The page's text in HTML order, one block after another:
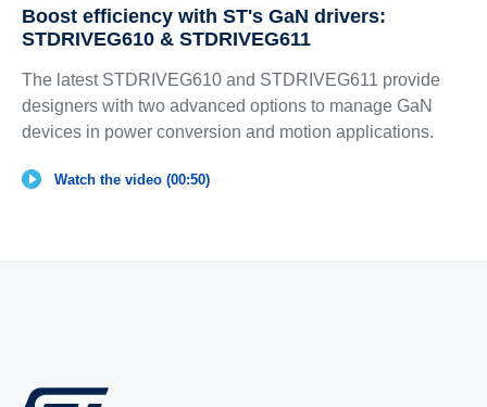
Boost efficiency with ST's GaN drivers:
STDRIVEG610 & STDRIVEG611
The latest STDRIVEG610 and STDRIVEG611 provide
designers with two advanced options to manage GaN
devices in power conversion and motion applications.
Watch the video (00:50)